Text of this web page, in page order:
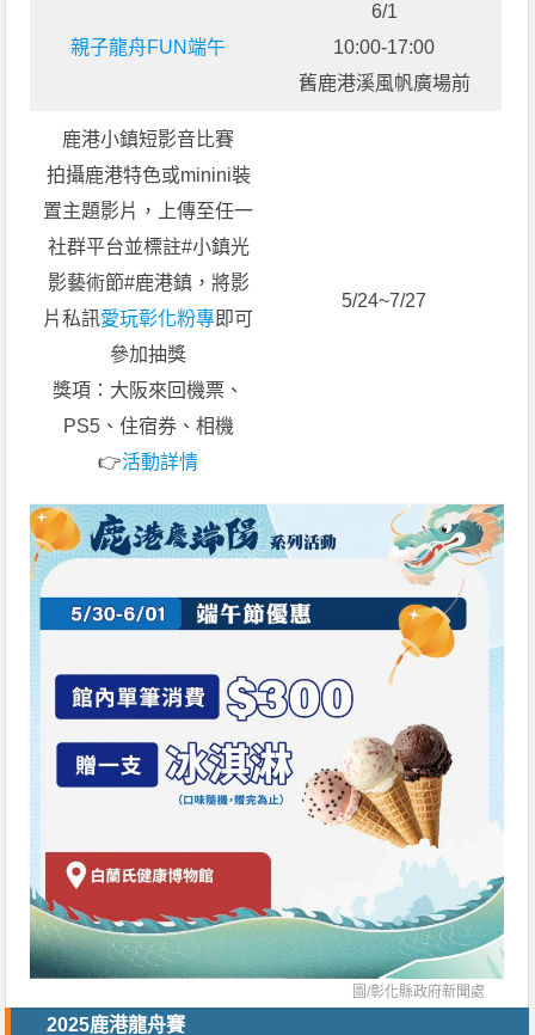
親子龍舟FUN端午
6/1
10:00-17:00
舊鹿港溪風帆廣場前
鹿港小鎮短影音比賽
拍攝鹿港特色或minini裝
置主題影片，上傳至任一
社群平台並標註#小鎮光
影藝術節#鹿港鎮，將影
片私訊愛玩彰化粉專即可
參加抽獎
獎項：大阪來回機票、
PS5、住宿券、相機
👉活動詳情
5/24~7/27
圖/彰化縣政府新聞處
2025鹿港龍舟賽